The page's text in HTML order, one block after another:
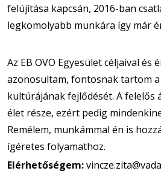
felújítása kapcsán, 2016-ban
legkomolyabb munkára így már
Az EB OVO Egyesület céljaival
azonosultam, fontosnak tartom
kultúrájának fejlődését. A felelős
élet része, ezért pedig
Remélem, munkámmal én is
ígéretes folyamathoz.
Elérhetőségem: